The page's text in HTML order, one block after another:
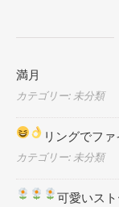
満月
カテゴリー: 未分類
リングでフ
カテゴリー: 未分類
可愛いス